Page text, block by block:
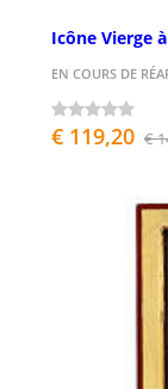
Icône Vierge
EN COURS DE
€ 119,20 €